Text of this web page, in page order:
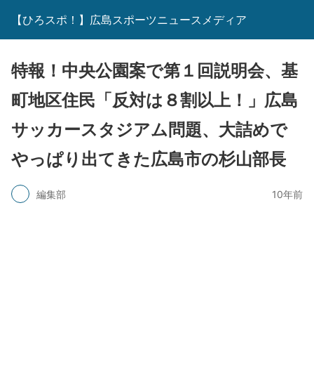
【ひろスポ！】広島スポーツニュースメディア
特報！中央公園案で第１回説明会、基
町地区住民「反対は８割以上！」広島
サッカースタジアム問題、大詰めで
やっぱり出てきた広島市の杉山部長
編集部 10年前